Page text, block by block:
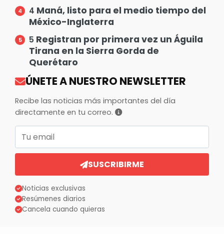
4 Maná, listo para el medio tiempo del
México-Inglaterra
5 Registran por primera vez un Águila
Tirana en la Sierra Gorda de
Querétaro
ÚNETE A NUESTRO NEWSLETTER
Recibe las noticias más importantes del día
directamente en tu correo.
SUSCRIBIRME
Noticias exclusivas
Resúmenes diarios
Cancela cuando quieras